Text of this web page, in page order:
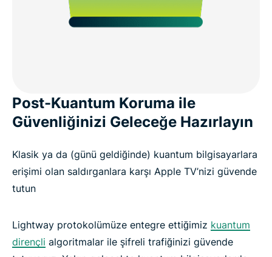
Post-Kuantum Koruma ile
Güvenliğinizi Geleceğe Hazırlayın
Klasik ya da (günü geldiğinde) kuantum bilgisayarlara
erişimi olan saldırganlara karşı Apple TV’nizi güvende
tutun
Lightway protokolümüze entegre ettiğimiz kuantum
dirençli algoritmalar ile şifreli trafiğinizi güvende